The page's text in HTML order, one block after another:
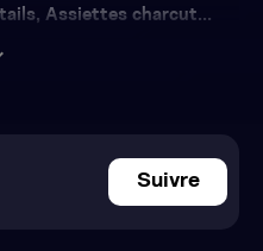
Assiettes charcut...
Suivre